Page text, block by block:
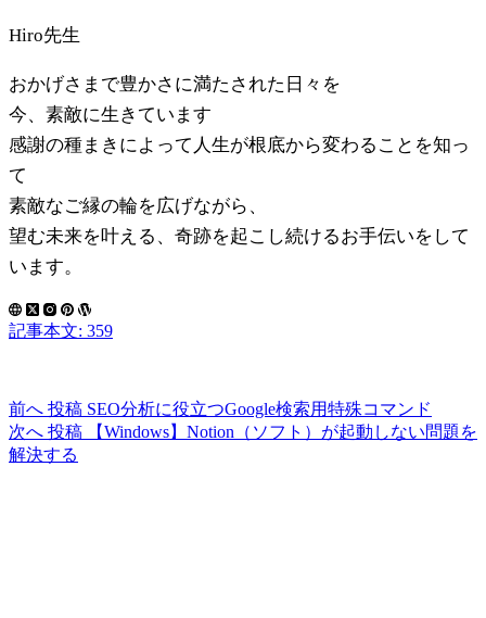
Hiro先生
おかげさまで豊かさに満たされた日々を
今、素敵に生きています
感謝の種まきによって人生が根底から変わることを知っ
て
素敵なご縁の輪を広げながら、
望む未来を叶える、奇跡を起こし続けるお手伝いをして
います。
記事本文: 359
前へ 投稿 SEO分析に役立つGoogle検索用特殊コマンド
次へ 投稿
【Windows】Notion（ソフト）が起動しない問題を
解決する